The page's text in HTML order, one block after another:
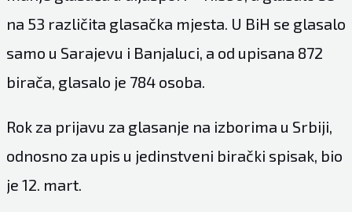
na 53 različita glasačka mjesta. U BiH se glasalo
samo u Sarajevu i Banjaluci, a od upisana 872
birača, glasalo je 784 osoba.
Rok za prijavu za glasanje na izborima u Srbiji,
odnosno za upis u jedinstveni birački spisak, bio
je 12. mart.